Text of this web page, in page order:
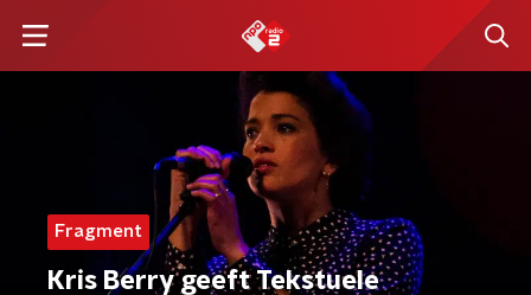
Fragment
Kris Berry geeft Tekstuele